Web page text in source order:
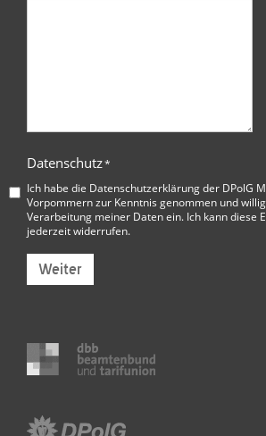
Datenschutz*
Ich habe die Datenschutzerklärung der DPolG
Vorpommernzur Kenntnis genommen und
Verarbeitung meiner Daten ein. Ich kann diese
jederzeit widerrufen.
Weiter